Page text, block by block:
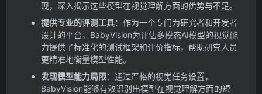
现，深入揭示这些模型在视觉理解方面的优势与不足。
提供专业的评测工具：作为一个专门为研究者和开发者
设计的平台，BabyVision为评估多模态AI模型的视觉能
力提供了标准化的测试框架和评价指标，帮助研究人员
更精准地衡量模型性能。
发现模型能力局限：通过严格的视觉任务设置，
BabyVision能够有效识别出模型在视觉理解方面的短